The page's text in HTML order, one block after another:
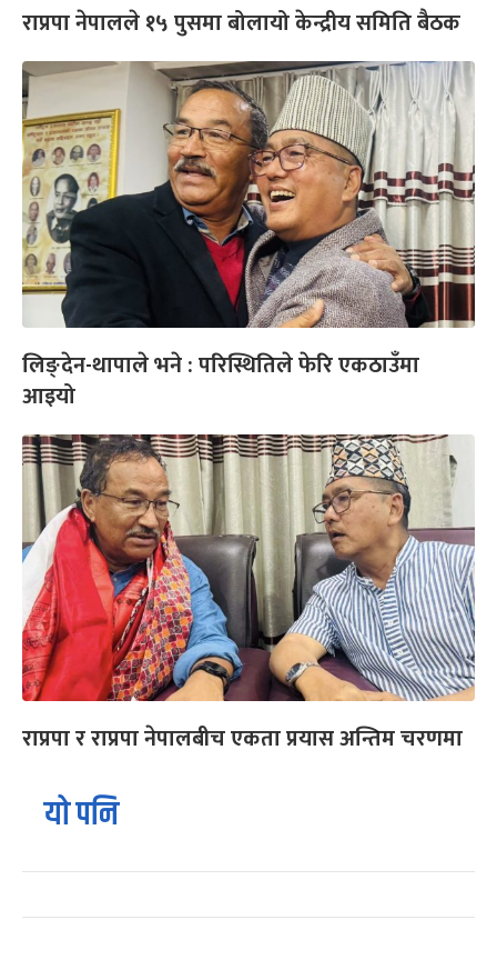
राप्रपा नेपालले १५ पुसमा बोलायो केन्द्रीय समिति बैठक
लिङ्देन-थापाले भने : परिस्थितिले फेरि एकठाउँमा
आइयो
राप्रपा र राप्रपा नेपालबीच एकता प्रयास अन्तिम चरणमा
यो पनि